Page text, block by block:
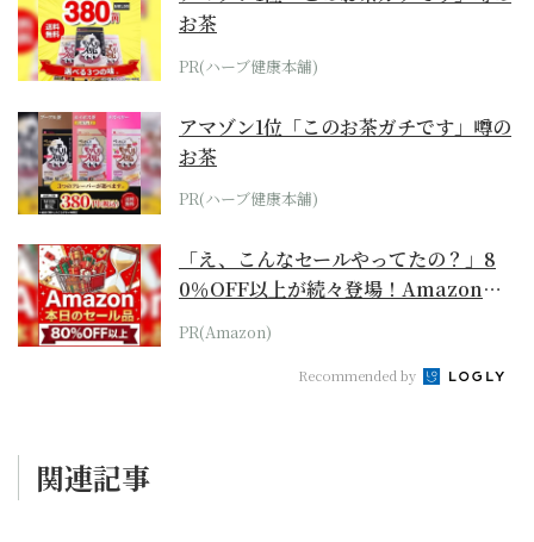
お茶
PR(ハーブ健康本舗)
アマゾン1位「このお茶ガチです」噂の
お茶
PR(ハーブ健康本舗)
「え、こんなセールやってたの？」8
0％OFF以上が続々登場！Amazonの
本気が...
PR(Amazon)
Recommended by
関連記事